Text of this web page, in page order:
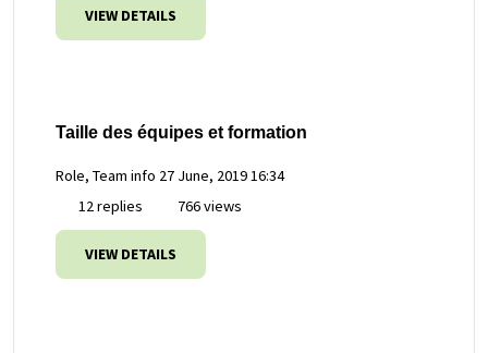
VIEW DETAILS
Taille des équipes et formation
Role, Team info 27 June, 2019 16:34
12 replies
766 views
VIEW DETAILS